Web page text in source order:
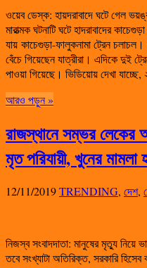
ওয়েব ডেস্ক: হায়দরাবাদে ঘটে গেল
মারাত্মক ঘটনাটি ঘটে হাদরাবাদের
যায় কাচেগুড়া-ফালুকনামা ট্রেন
বেঁচে গিয়েছেন যাত্রীরা। এদিকে দুই
পাওয়া গিয়েছে। ভিডিয়োয় দেখা
আরও পড়ুন »
রাজস্থানে সম্ভর লেকের
মৃত পরিযায়ী, খুনের মামলা
12/11/2019TRENDING, দেশ,
নিজস্ব সংবাদদাতা: মানুষের মৃত্যু নিয়ে
তবে সংখ্যাটা অতিরিক্ত, সরকারি